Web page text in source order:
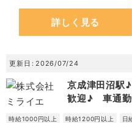
詳しく見る
更新日 2026/07/24
京成津田沼
歓迎♪ 車通勤
時給1000円以上 時給1200円以上 日